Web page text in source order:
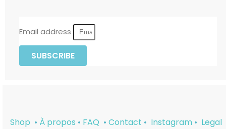
Email address
SUBSCRIBE
Shop • À propos • FAQ • Contact • Instagram • Legal